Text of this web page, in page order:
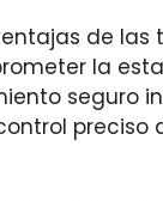
de
la
seguro